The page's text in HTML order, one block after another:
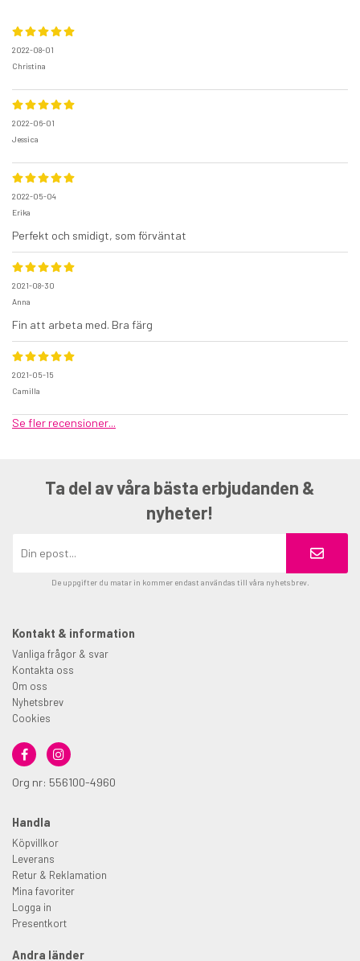
2022-08-01
Christina
2022-06-01
Jessica
2022-05-04
Erika
Perfekt och smidigt, som förväntat
2021-08-30
Anna
Fin att arbeta med. Bra färg
2021-05-15
Camilla
Se fler recensioner...
Ta del av våra bästa erbjudanden &
nyheter!
De uppgifter du matar in kommer endast användas till våra nyhetsbrev.
Kontakt & information
Vanliga frågor & svar
Kontakta oss
Om oss
Nyhetsbrev
Cookies
Org nr: 556100-4960
Handla
Köpvillkor
Leverans
Retur & Reklamation
Mina favoriter
Logga in
Presentkort
Andra länder